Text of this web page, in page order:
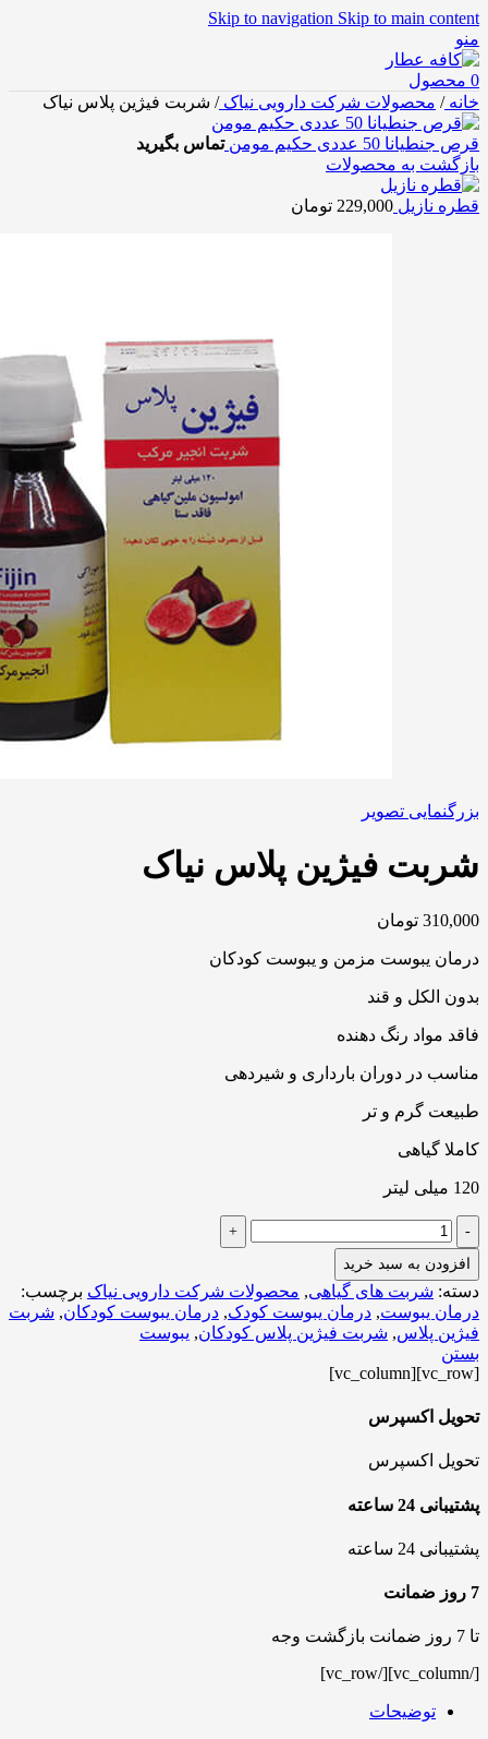
Skip to navigation Skip to main content
منو
0 محصول
خانه/ محصولات شرکت دارویی نیاک/ شربت فیژین پلاس نیاک
قرص جنطیانا 50 عددی حکیم مومن
تماس بگیرید
بازگشت به محصولات
قطره نازیل 229,000 تومان
بزرگنمایی تصویر
شربت فیژین پلاس نیاک
310,000 تومان
درمان یبوست مزمن و یبوست کودکان
بدون الکل و قند
فاقد مواد رنگ دهنده
مناسب در دوران بارداری و شیردهی
طبیعت گرم و تر
کاملا گیاهی
120 میلی لیتر
-
+
افزودن به سبد خرید
دسته: شربت های گیاهی, محصولات شرکت دارویی نیاک برچسب:
درمان یبوست, درمان یبوست کودک, درمان یبوست کودکان, شربت
فیژین پلاس, شربت فیژین پلاس کودکان, یبوست
بستن
[vc_row][vc_column]
تحویل اکسپرس
تحویل اکسپرس
پشتیبانی 24 ساعته
پشتیبانی 24 ساعته
7 روز ضمانت
تا 7 روز ضمانت بازگشت وجه
[/vc_column][/vc_row]
توضیحات